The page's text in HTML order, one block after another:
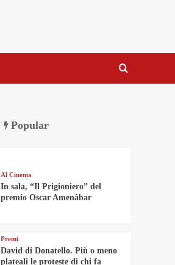
Popular
Al Cinema
In sala, “Il Prigioniero” del
premio Oscar Amenàbar
Premi
David di Donatello. Più o meno
plateali le proteste di chi fa